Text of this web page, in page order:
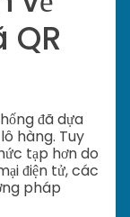
QR
đã dựa
hàng. Tuy
tạp hơn do
điện tử, các
pháp